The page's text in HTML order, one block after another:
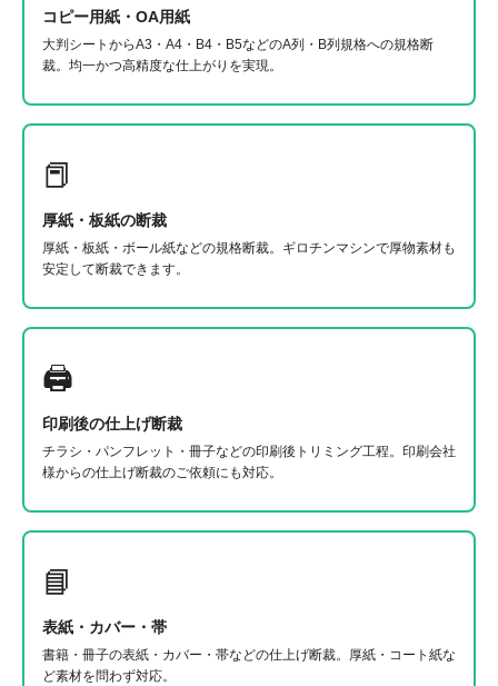
コピー用紙・OA用紙
大判シートからA3・A4・B4・B5などのA列・B列規格への規格断
裁。均一かつ高精度な仕上がりを実現。
📕
厚紙・板紙の断裁
厚紙・板紙・ボール紙などの規格断裁。ギロチンマシンで厚物素材も
安定して断裁できます。
🖨️
印刷後の仕上げ断裁
チラシ・パンフレット・冊子などの印刷後トリミング工程。印刷会社
様からの仕上げ断裁のご依頼にも対応。
📘
表紙・カバー・帯
書籍・冊子の表紙・カバー・帯などの仕上げ断裁。厚紙・コート紙な
ど素材を問わず対応。